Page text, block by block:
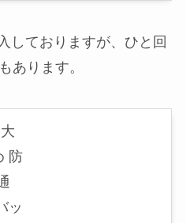
しておりますが、ひと回
あります。
防
ッ